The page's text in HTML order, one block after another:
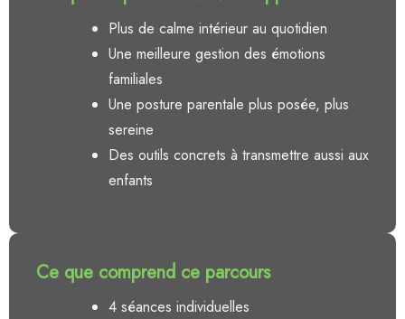
Plus de calme intérieur au quotidien
Une meilleure gestion des émotions
familiales
Une posture parentale plus posée, plus
sereine
Des outils concrets à transmettre aussi aux
enfants
Ce que comprend ce parcours
4 séances individuelles